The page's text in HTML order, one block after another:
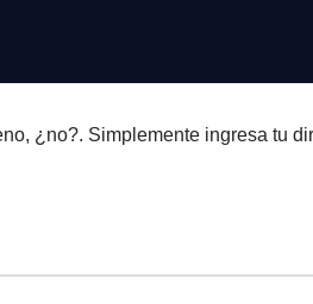
¿no?. Simplemente ingresa tu